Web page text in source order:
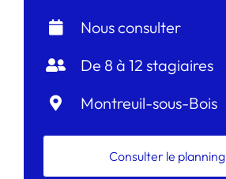
Nous consulter
De 8 à 12 stagiaires
Montreuil-sous-Bois
Consulter le planning